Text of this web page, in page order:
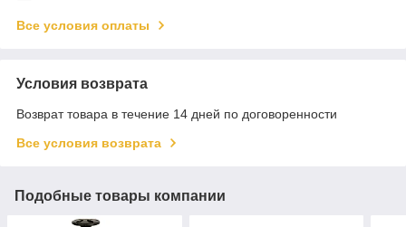
Все условия оплаты
Условия возврата
Возврат товара в течение 14 дней по договоренности
Все условия возврата
Подобные товары компании